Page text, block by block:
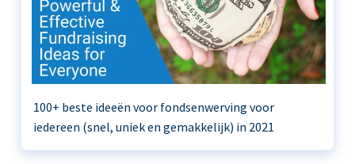
100+ beste ideeën voor fondsenwerving voor
iedereen (snel, uniek en gemakkelijk) in 2021